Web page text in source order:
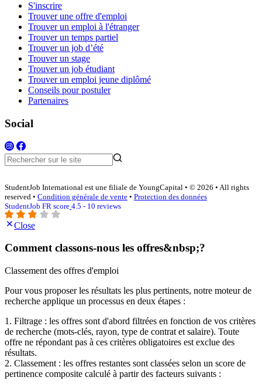
S'inscrire
Trouver une offre d'emploi
Trouver un emploi à l'étranger
Trouver un temps partiel
Trouver un job d’été
Trouver un stage
Trouver un job étudiant
Trouver un emploi jeune diplômé
Conseils pour postuler
Partenaires
Social
StudentJob International est une filiale de YoungCapital • © 2026 • All rights
reserved • Condition générale de vente • Protection des données
StudentJob FR score 4.5 - 10 reviews
Close
Comment classons-nous les offres&nbsp;?
Classement des offres d'emploi
Pour vous proposer les résultats les plus pertinents, notre moteur de
recherche applique un processus en deux étapes :
1. Filtrage : les offres sont d'abord filtrées en fonction de vos critères
de recherche (mots-clés, rayon, type de contrat et salaire). Toute
offre ne répondant pas à ces critères obligatoires est exclue des
résultats.
2. Classement : les offres restantes sont classées selon un score de
pertinence composite calculé à partir des facteurs suivants :